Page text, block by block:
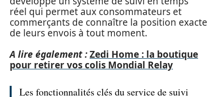
réel qui permet aux consommateurs et
commerçants de connaître la position exacte
de leurs envois à tout moment.
A lire également :Zedi Home : la boutique
pour retirer vos colis Mondial Relay
Les fonctionnalités clés du service de suivi